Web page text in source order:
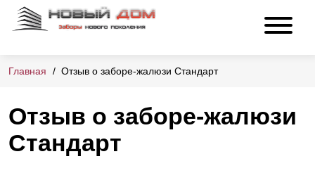
Главная Отзыв о заборе-жалюзи Стандарт
Отзыв о заборе-жалюзи
Стандарт